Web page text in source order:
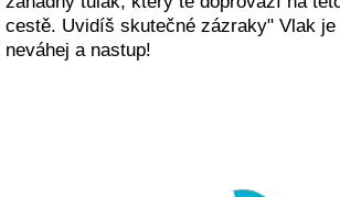
cestě. Uvidíš skutečné zázraky" Vlak
neváhej a nastup!